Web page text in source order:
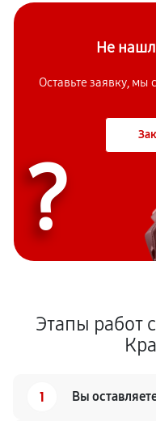
Не
Оставьте заявку,
?
Этапы работ
1 Вы